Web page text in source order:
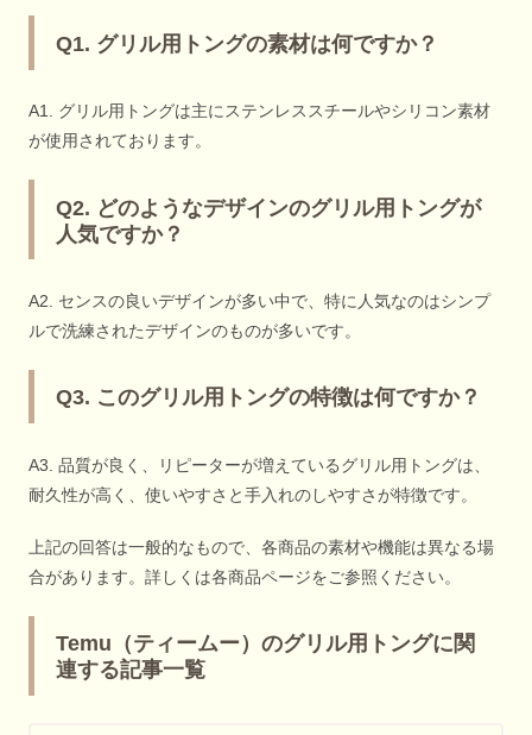
Q1. グリル用トングの素材は何ですか？
A1. グリル用トングは主にステンレススチールやシリコン素材
が使用されております。
Q2. どのようなデザインのグリル用トングが
人気ですか？
A2. センスの良いデザインが多い中で、特に人気なのはシンプ
ルで洗練されたデザインのものが多いです。
Q3. このグリル用トングの特徴は何ですか？
A3. 品質が良く、リピーターが増えているグリル用トングは、
耐久性が高く、使いやすさと手入れのしやすさが特徴です。
上記の回答は一般的なもので、各商品の素材や機能は異なる場
合があります。詳しくは各商品ページをご参照ください。
Temu（ティームー）のグリル用トングに関
連する記事一覧